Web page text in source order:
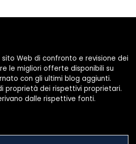
15690501
Web di confronto e revisione dei
le migliori offerte disponibili su
con gli ultimi blog aggiunti.
proprietà dei rispettivi proprietari.
dalle rispettive fonti.